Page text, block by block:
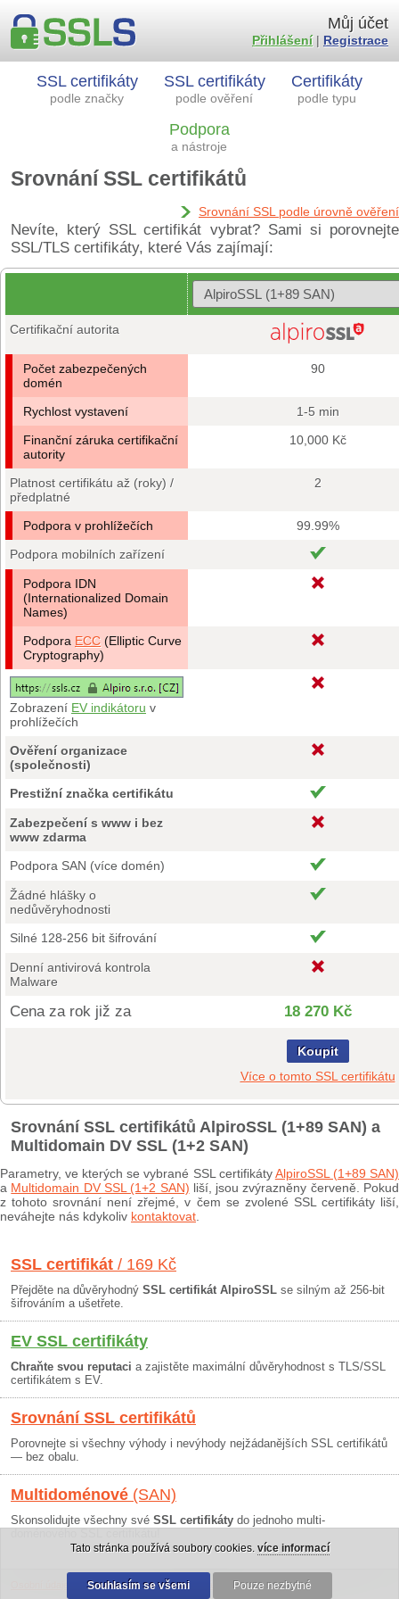
SSL certifikáty
podle značky
SSL certifikáty
podle ověření
Certifikáty
podle typu
Podpora
a nástroje
Můj účet
Přihlášení| Registrace
Srovnání SSL certifikátů
Srovnání SSL podle úrovně ověření
Nevíte, který SSL certifikát vybrat? Sami si porovnejte
SSL/TLS certifikáty, které Vás zajímají:
Certifikační autorita
Počet zabezpečených
domén
90
Rychlost vystavení
1-5 min
Finanční záruka certifikační
autority
10,000 Kč
Platnost certifikátu až (roky) /
předplatné
2
Podpora v prohlížečích
99.99%
Podpora mobilních zařízení
Podpora IDN
(Internationalized Domain
Names)
Podpora ECC (Elliptic Curve
Cryptography)
Zobrazení EV indikátoru v
prohlížečích
Ověření organizace
(společnosti)
Prestižní značka certifikátu
Zabezpečení s www i bez
www zdarma
Podpora SAN (více domén)
Žádné hlášky o
nedůvěryhodnosti
Silné 128-256 bit šifrování
Denní antivirová kontrola
Malware
Cena za rok již za 18 270 Kč
Koupit
Více o tomto SSL certifikátu
Srovnání SSL certifikátů AlpiroSSL (1+89 SAN) a
Multidomain DV SSL (1+2 SAN)
Parametry, ve kterých se vybrané SSL certifikátyAlpiroSSL (1+89 SAN)
a Multidomain DV SSL (1+2 SAN) liší, jsou zvýrazněny červeně. Pokud
z tohoto srovnání není zřejmé, v čem se zvolené SSL certifikáty liší,
neváhejte nás kdykoliv kontaktovat
SSL certifikát / 169 Kč
Přejděte na důvěryhodný SSL certifikát AlpiroSSL se silným až 256-bit
šifrováním a ušetřete.
EV SSL certifikáty
Chraňte svou reputaci a zajistěte maximální důvěryhodnost s TLS/SSL
certifikátem s EV.
Srovnání SSL certifikátů
Porovnejte si všechny výhody i nevýhody nejžádanějších SSL certifikátů
— bez obalu.
Multidoménové (SAN)
Skonsolidujte všechny své SSL certifikáty do jednoho multi-
Obchodní podmínky|30 dní záruka
Tato stránka používá soubory cookies. více informací
Souhlasím se všemi Pouze nezbytné